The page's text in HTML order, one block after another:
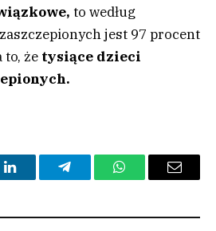
to według
jest 97 procent
to, że tysiące dzieci
LinkedInTelegramWhatsAppEmail